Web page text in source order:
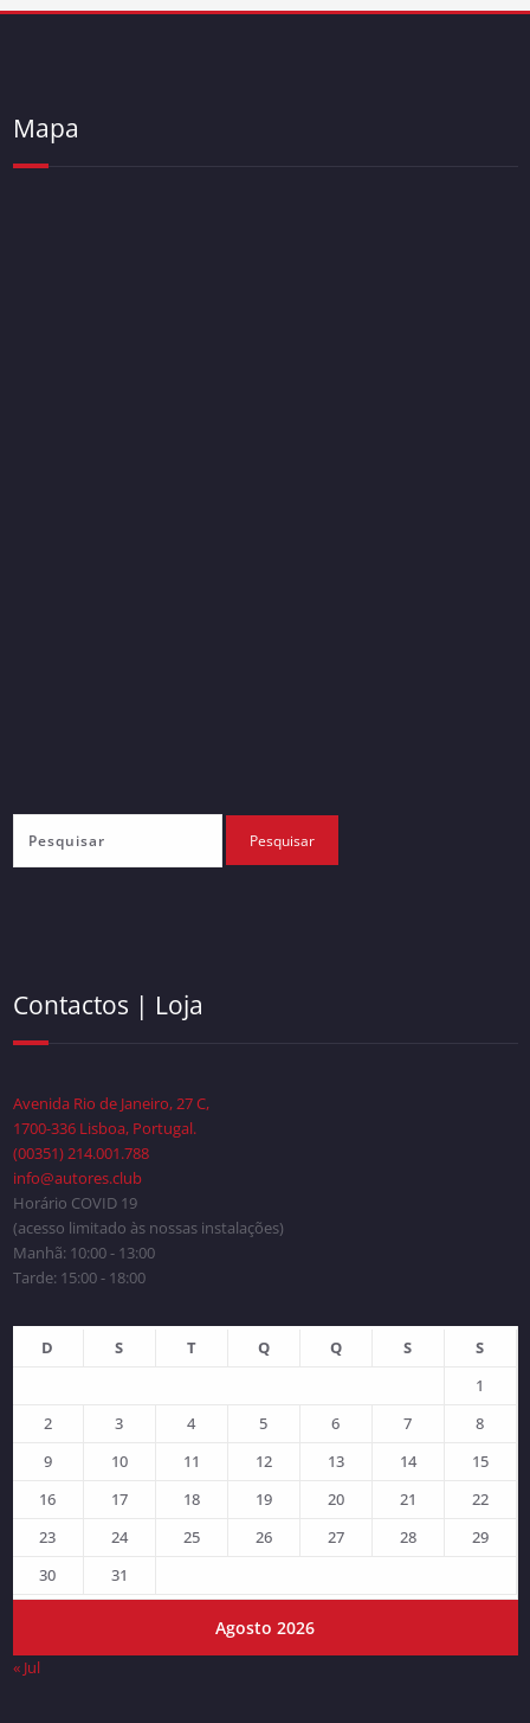
Mapa
Contactos | Loja
Avenida Rio de Janeiro, 27 C,
1700-336 Lisboa, Portugal.
(00351) 214.001.788
info@autores.club
Horário COVID 19
(acesso limitado às nossas instalações)
Manhã: 10:00 - 13:00
Tarde: 15:00 - 18:00
Agosto 2026
D S T Q Q S
S
1
2
3 4 5 6 7
8
9
10 11 12 13 14
15
16
17 18 19 20 21
22
23
24 25 26 27 28
29
30
31
« Jul